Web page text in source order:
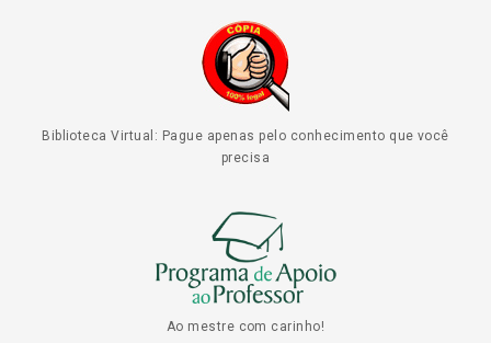
Biblioteca Virtual: Pague apenas pelo conhecimento que você
precisa
Ao mestre com carinho!